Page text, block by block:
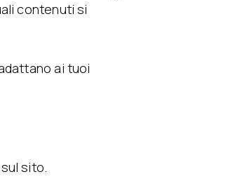
contenuti si
ai tuoi
sito.